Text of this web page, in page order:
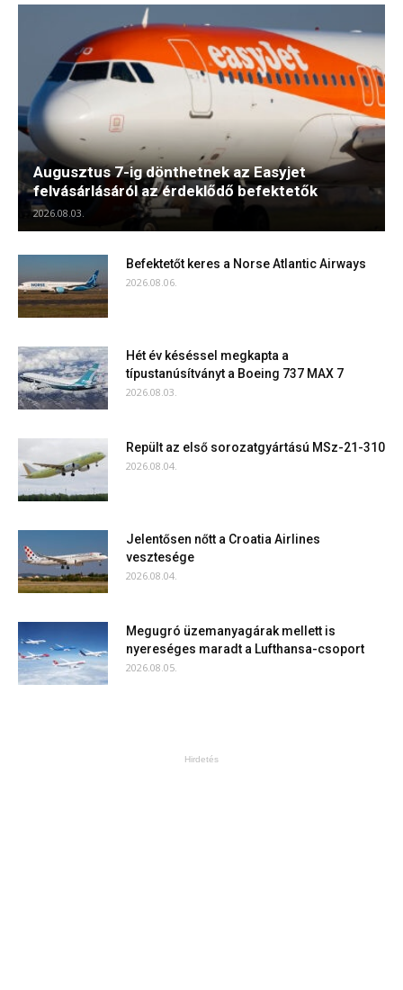
Augusztus 7-ig dönthetnek az Easyjet
felvásárlásáról az érdeklődő befektetők
2026.08.03.
Befektetőt keres a Norse Atlantic Airways
2026.08.06.
Hét év késéssel megkapta a
típustanúsítványt a Boeing 737 MAX 7
2026.08.03.
Repült az első sorozatgyártású MSz-21-310
2026.08.04.
Jelentősen nőtt a Croatia Airlines
vesztesége
2026.08.04.
Megugró üzemanyagárak mellett is
nyereséges maradt a Lufthansa-csoport
2026.08.05.
Hirdetés